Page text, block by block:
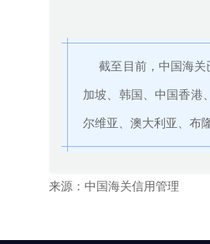
截至目前，中国海关
加坡、韩国、中国香港
尔维亚、澳大利亚、 布
来源：中国海关信用管理